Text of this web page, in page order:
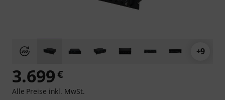
+9
3.699€
Alle Preise inkl. MwSt.